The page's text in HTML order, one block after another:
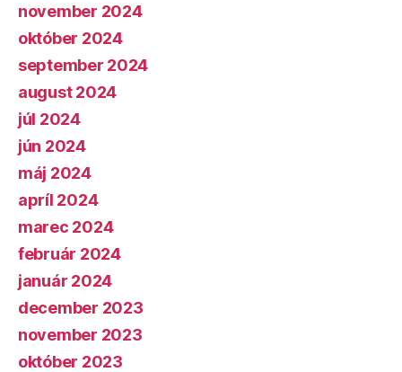
november 2024
október 2024
september 2024
august 2024
júl 2024
jún 2024
máj 2024
apríl 2024
marec 2024
február 2024
január 2024
december 2023
november 2023
október 2023